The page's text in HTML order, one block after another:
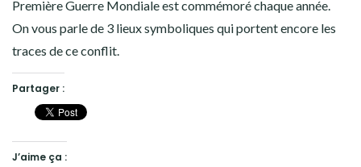
Première Guerre Mondiale est commémoré chaque année.
On vous parle de 3 lieux symboliques qui portent encore les
traces de ce conflit.
Partager :
J’aime ça :